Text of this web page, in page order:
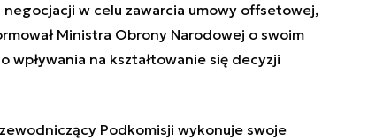
w celu zawarcia umowy offsetowej,
Ministra Obrony Narodowej o swoim
wpływania na kształtowanie się decyzji
Podkomisji wykonuje swoje